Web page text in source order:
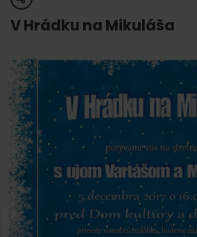
V Hrádku na Mikuláša